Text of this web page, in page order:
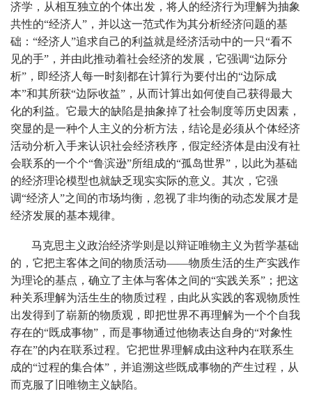
济学，从相互独立的个体出发，将人的经济行为理解为抽象
共性的“经济人”，并以这一范式作为其分析经济问题的基
础：“经济人”追求自己的利益就是经济活动中的一只“看不
见的手”，并由此推动着社会经济的发展，它强调“边际分
析”，即经济人每一时刻都在计算行为要付出的“边际成
本”和其所获“边际收益”，从而计算出如何使自己获得最大
化的利益。它最大的缺陷是抽象掉了社会制度等历史因素，
突显的是一种个人主义的分析方法，结论是必须从个体经济
活动分析入手来认识社会经济秩序，假定经济体是由没有社
会联系的一个个“鲁滨逊”所组成的“孤岛世界”，以此为基础
的经济理论模型也就缺乏现实实际的意义。其次，它强
调“经济人”之间的市场均衡，忽视了非均衡的动态发展才是
经济发展的基本规律。
马克思主义政治经济学则是以辩证唯物主义为哲学基础
的，它把主客体之间的物质活动——物质生活的生产实践作
为理论的基点，确立了主体与客体之间的“实践关系”；把这
种关系理解为活生生的物质过程，由此从实践的客观物质性
出发得到了崭新的物质观，即把世界不再理解为一个个自我
存在的“既成事物”，而是事物通过他物表达自身的“对象性
存在”的内在联系过程。它把世界理解成由这种内在联系生
成的“过程的集合体”，并追溯这些既成事物的产生过程，从
而克服了旧唯物主义缺陷。